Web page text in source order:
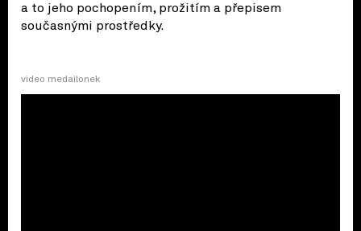
a to jeho pochopením, prožitím a přepisem
současnými prostředky.
video medailonek